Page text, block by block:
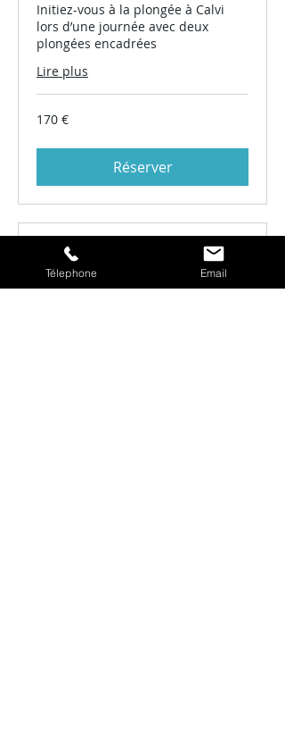
Initiez-vous à la plongée à Calvi
lors d’une journée avec deux
plongées encadrées
Lire plus
170
euros
170 €
Réserver
Initiation en Duo
Une première plongée à deux,
Télephone Email